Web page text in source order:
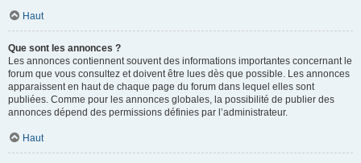
Haut
Que sont les annonces ?
Les annonces contiennent souvent des informations importantes concernant le
forum que vous consultez et doivent être lues dès que possible. Les annonces
apparaissent en haut de chaque page du forum dans lequel elles sont
publiées. Comme pour les annonces globales, la possibilité de publier des
annonces dépend des permissions définies par l’administrateur.
Haut